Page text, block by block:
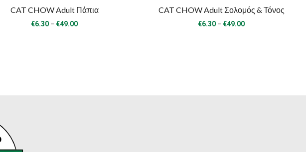
CAT CHOW Adult Πάπια
€6.30 – €49.00Price
CAT CHOW Adult Σολομός & Τόνος
€6.30 –€49.00Price